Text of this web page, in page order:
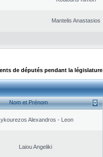
Mantelis Anastasios
de députés pendant la législature
Nom et Prénom
Alexandros - Leon
Laiou Angeliki